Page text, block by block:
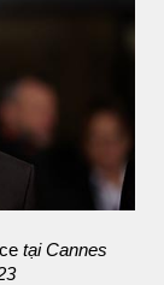
tại Cannes